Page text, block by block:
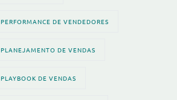
PERFORMANCE DE VENDEDORES
PLANEJAMENTO DE VENDAS
PLAYBOOK DE VENDAS